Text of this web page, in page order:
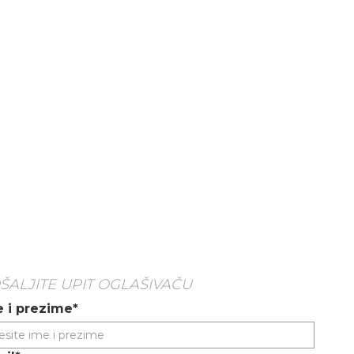
UPIT OGLAŠIVAČU
i prezime*